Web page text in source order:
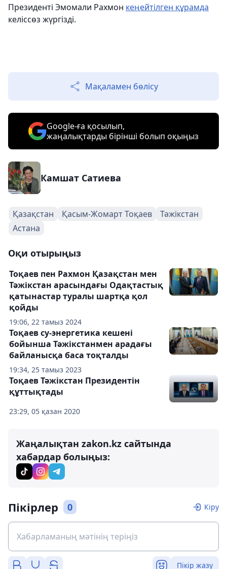
Президенті Эмомали Рахмон кеңейтілген құрамда
келіссөз жүргізді.
Мақаламен бөлісу
Google-ға қосылып,
жаңалықтарды бірінші болып оқыңыз
Камшат Сатиева
Қазақстан Қасым-Жомарт Тоқаев
Тәжікстан
Астана
Оқи отырыңыз
19:06, 22 тамыз 2024
Тоқаев пен Рахмон Қазақстан мен
Тәжікстан арасындағы Одақтастық
қатынастар туралы шартқа қол
қойды
19:34, 25 тамыз 2023
Тоқаев су-энергетика кешені
бойынша Тәжікстанмен арадағы
байланысқа баса тоқталды
23:29, 05 қазан 2020
Тоқаев Тәжікстан Президентін
құттықтады
Жаңалықтан zakon.kz сайтында
хабардар болыңыз:
Пікірлер 0 Кіру
Пікір жазу